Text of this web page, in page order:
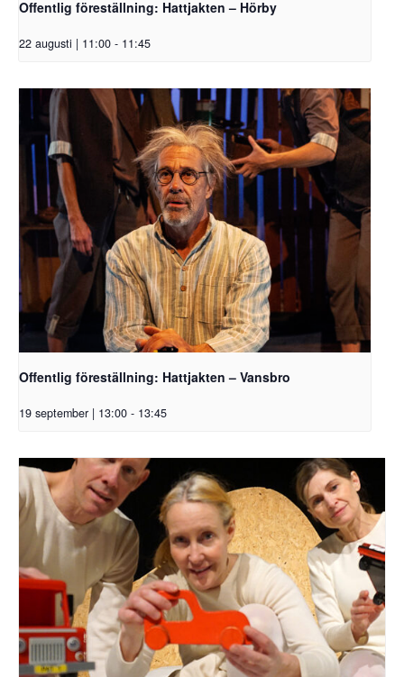
Offentlig föreställning: Hattjakten – Hörby
22 augusti | 11:00 - 11:45
Offentlig föreställning: Hattjakten – Vansbro
19 september | 13:00 - 13:45